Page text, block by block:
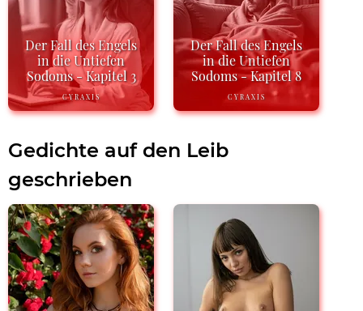
Der Fall des Engels
in die Untiefen
Sodoms - Kapitel 3
CYRAXIS
Der Fall des Engels
in die Untiefen
Sodoms - Kapitel 8
CYRAXIS
Gedichte auf den Leib
geschrieben